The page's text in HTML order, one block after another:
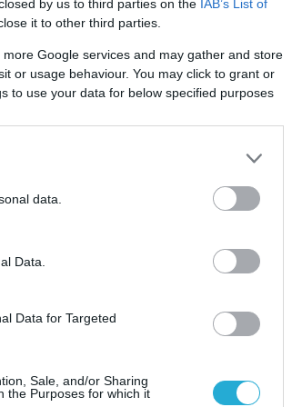
by us to third parties on the IAB’s List of
it to other third parties.
Google services and may gather and store
or usage behaviour. You may click to grant or
to use your data for below specified purposes
data.
Data.
Data for Targeted
Sale, and/or Sharing
the Purposes for which it
ilerledi.
tamamlanmış oldu.
March 17, 2023